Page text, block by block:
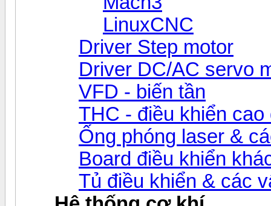
LinuxCNC
Driver Step motor
Driver DC/AC servo
VFD - biến tần
THC - điều khiển
Ống phóng laser &
Board điều khiển
Tủ điều khiển & các